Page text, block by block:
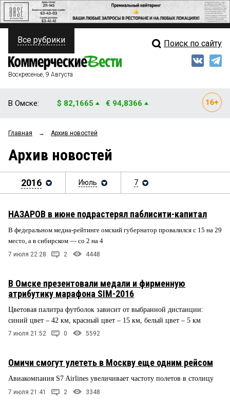
ПОЛИТИКА
ФИНАНСЫ
ОБЩЕСТВО
ЗАКОН
НОВОСТИ КОМПАНИЙ
СТИЛЬ ЖИЗНИ
Свежий выпуск
Блоги
Все рубрики Поиск по сайту
Воскресенье, 9 Августа
В Омске: $ 82,1665 € 94,8366
Главная → Архив новостей
Архив новостей
2016 Июль 7
НАЗАРОВ в июне подрастерял паблисити-капитал
В федеральном медиа-рейтинге омский губернатор провалился с 15 на 29
место, а в сибирском — со 2 на 4
7 июля 22:28 2 4448
В Омске презентовали медали и фирменную
атрибутику марафона SIM-2016
Цветовая палитра футболок зависит от выбранной дистанции:
синий цвет – 42 км, красный цвет – 15 км, белый цвет – 5 км
7 июля 21:52 0 5592
Омичи смогут улететь в Москву еще одним рейсом
Авиакомпания S7 Airlines увеличивает частоту полетов в столицу
7 июля 21:41 2 3348